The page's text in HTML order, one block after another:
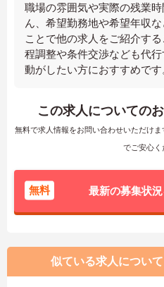
職場の雰囲気や実際の残業
ん、希望勤務地や希望年収
ことで他の求人をご紹介す
程調整や条件交渉なども代
動がしたい方におすすめです
この求人についての
無料で求人情報をお問い合わせいただけ
でご安心く
無料 最新の募集状
似ている求人につい